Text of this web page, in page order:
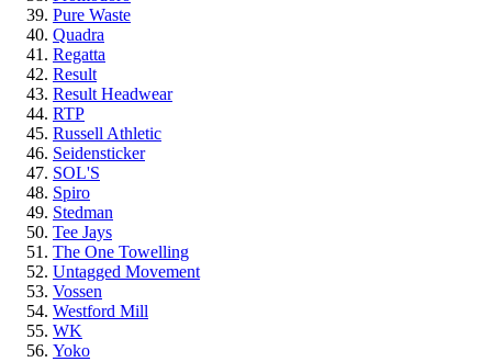
Pure Waste
Quadra
Regatta
Result
Result Headwear
RTP
Russell Athletic
Seidensticker
SOL'S
Spiro
Stedman
Tee Jays
The One Towelling
Untagged Movement
Vossen
Westford Mill
WK
Yoko